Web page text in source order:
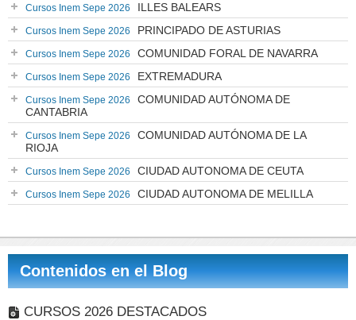
Cursos Inem Sepe 2026 ILLES BALEARS
Cursos Inem Sepe 2026 PRINCIPADO DE ASTURIAS
Cursos Inem Sepe 2026 COMUNIDAD FORAL DE NAVARRA
Cursos Inem Sepe 2026 EXTREMADURA
Cursos Inem Sepe 2026
COMUNIDAD AUTÓNOMA DE
CANTABRIA
Cursos Inem Sepe 2026
COMUNIDAD AUTÓNOMA DE LA
RIOJA
Cursos Inem Sepe 2026 CIUDAD AUTONOMA DE CEUTA
Cursos Inem Sepe 2026 CIUDAD AUTONOMA DE MELILLA
Contenidos en el Blog
CURSOS 2026 DESTACADOS